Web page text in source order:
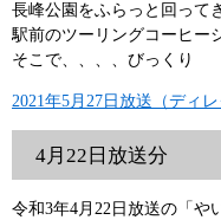
長峰公園をふらっと回って
駅前のツーリングコーヒー
そこで、、、、びっくり
2021年5月27日放送（ディ
4月22日放送分
令和3年4月22日放送の「や